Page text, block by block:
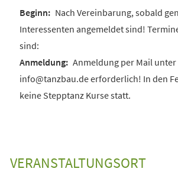
Nach Vereinbarung, sobald
Interessenten angemeldet sind!
sind:
Anmeldung per Mail unter
info@tanzbau.de erforderlich! In den
keine Stepptanz Kurse statt.
VERANSTALTUNGSORT